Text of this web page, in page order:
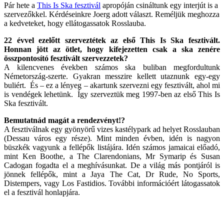
Pár hete a This Is Ska fesztivál apropóján csináltunk egy interjút is a
szervezőkkel. Kérdéseinkre Joerg adott választ. Reméljük meghozza
a kedveteket, hogy ellátogassatok Rosslauba.
22 évvel ezelőtt szerveztétek az első This Is Ska fesztivált.
Honnan jött az ötlet, hogy kifejezetten csak a ska zenére
összpontosító fesztivált szervezzetek?
A kilencvenes években számos ska buliban megfordultunk
Németország-szerte. Gyakran messzire kellett utaznunk egy-egy
buliért. És – ez a lényeg – akartunk szervezni egy fesztivált, ahol mi
is vendégek lehetünk. Így szerveztük meg 1997-ben az első This Is
Ska fesztivált.
Bemutatnád magát a rendezvényt!?
A fesztiválnak egy gyönyörű vizes kastélypark ad helyet Rosslauban
(Dessau város egy része). Mint minden évben, idén is nagyon
büszkék vagyunk a fellépők listájára. Idén számos jamaicai előadó,
mint Ken Boothe, a The Clarendonians, Mr Symarip és Susan
Cadogan fogadta el a meghívásunkat. De a világ más pontjáról is
jönnek fellépők, mint a Jaya The Cat, Dr Rude, No Sports,
Distempers, vagy Los Fastidios. További információért látogassatok
el a fesztivál honlapjára.